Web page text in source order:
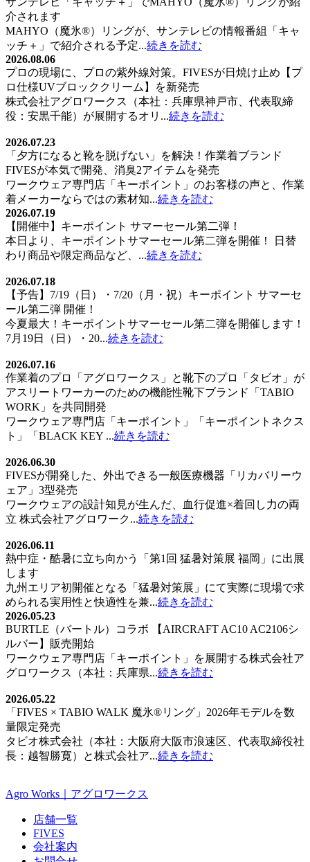
シ
ョ
ン
介されます
MAHYO（魔氷®）リングが、サンテレビの情報番組「キャ
ッチ＋」で紹介される予定...続きを読む
2026.08.06
プロの現場に、プロの紫外線対策。FIVESが日焼け止め【プ
ロ仕様UVブロッククリーム】を新発売
株式会社アグロワークス（本社：兵庫県神戸市、代表取締
役：安黒千能）が展開するオリ...続きを読む
2026.07.23
「夕方になると靴を脱げない」を解決！作業着ブランド
FIVESが本気で開発、消臭2アイテムを発売
ワークウェア専門店「キーポイント」のお客様の声と、作業
着メーカーならではの素材知...続きを読む
2026.07.19
【開催中】キーポイント サマーセール第二弾！
本日より、キーポイントサマーセール第二弾を開催！ 日替
わり商品や限定商品など、...続きを読む
2026.07.18
【予告】7/19（日）・7/20（月・祝）キーポイント サマーセ
ール第二弾 開催！
今夏最大！キーポイントサマーセール第二弾を開催します！
7月19日（日）・20...続きを読む
2026.07.16
作業着のプロ「アグロワークス」と靴下のプロ「タビオ」が
アスリートワーカーのための機能性靴下ブランド「TABIO
WORK」を共同開発
ワークウェア専門店「キーポイント」「キーポイントネクス
ト」「BLACK KEY ...続きを読む
2026.06.30
FIVESが開発した、外出できる一般医療機器「リカバリーウ
ェア」3型発売
ワークウェアの設計知見が生んだ、血行促進×着回し力の両
立 株式会社アグロワーク...続きを読む
2026.06.11
熱中症・酷暑に立ち向かう「第1回 猛暑対策展 福岡」に出展
します
九州エリア初開催となる「猛暑対策展」にて実際に現場で求
められる実用性と快適性を兼...続きを読む
2026.05.23
BURTLE（バートル）コラボ 【AIRCRAFT AC10 AC2106シ
ルバー】販売開始
ワークウェア専門店「キーポイント」を展開する株式会社ア
グロワークス（本社：兵庫県...続きを読む
2026.05.22
「FIVES × TABIO WALK 魔氷®️リング」2026年モデルを数
量限定発売
タビオ株式会社（本社：大阪府大阪市浪速区、代表取締役社
長：越智勝寛）と株式会社ア...続きを読む
Agro Works｜アグロワークス
店舗一覧
FIVES
会社案内